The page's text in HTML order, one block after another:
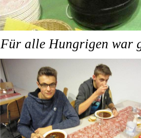
Für alle Hungrigen war